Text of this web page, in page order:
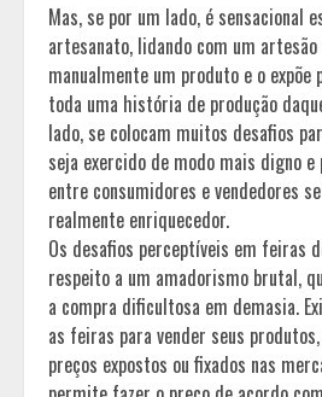
Mas, se por um lado, é sensacional
artesanato, lidando com um artesão
manualmente um produto e o expõe
toda uma história de produção
lado, se colocam muitos desafios
seja exercido de modo mais digno e
entre consumidores e vendedores
realmente enriquecedor.
Os desafios perceptíveis em feiras
respeito a um amadorismo brutal,
a compra dificultosa em demasia.
as feiras para vender seus
preços expostos ou fixados nas